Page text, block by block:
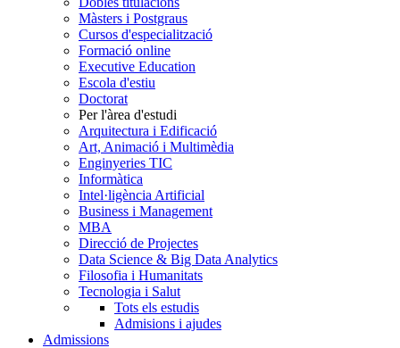
Màsters i Postgraus
Cursos d'especialització
Formació online
Executive Education
Escola d'estiu
Doctorat
Per l'àrea d'estudi
Arquitectura i Edificació
Art, Animació i Multimèdia
Enginyeries TIC
Informàtica
Intel·ligència Artificial
Business i Management
MBA
Direcció de Projectes
Data Science & Big Data Analytics
Filosofia i Humanitats
Tecnologia i Salut
Tots els estudis
Admisions i ajudes
Admissions